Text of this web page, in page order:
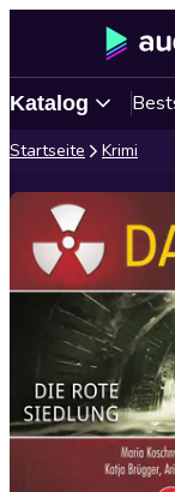
Katalog
Startseite Krimi